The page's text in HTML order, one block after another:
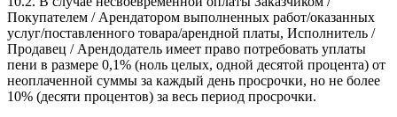
Покупателем / Арендатором выполненных работ/оказанных
услуг/поставленного товара/арендной платы, Исполнитель /
Продавец / Арендодатель имеет право потребовать уплаты
пени в размере 0,1% (ноль целых, одной десятой процента) от
неоплаченной суммы за каждый день просрочки, но не более
10% (десяти процентов) за весь период просрочки.